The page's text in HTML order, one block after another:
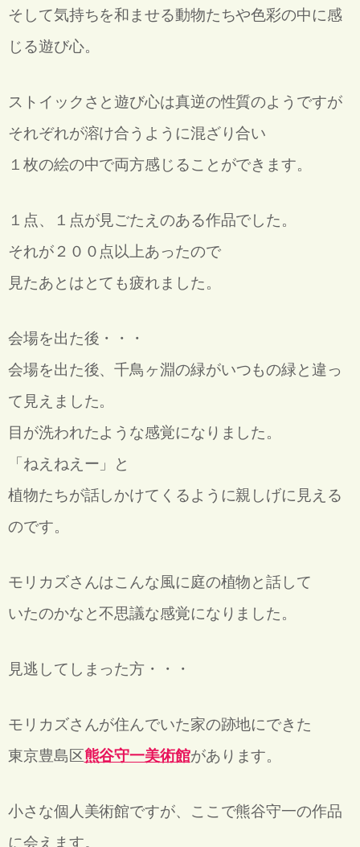
そして気持ちを和ませる動物たちや色彩の中に感
じる遊び心。
ストイックさと遊び心は真逆の性質のようですが
それぞれが溶け合うように混ざり合い
１枚の絵の中で両方感じることができます。
１点、１点が見ごたえのある作品でした。
それが２００点以上あったので
見たあとはとても疲れました。
会場を出た後・・・
会場を出た後、千鳥ヶ淵の緑がいつもの緑と違っ
て見えました。
目が洗われたような感覚になりました。
「ねえねえー」と
植物たちが話しかけてくるように親しげに見える
のです。
モリカズさんはこんな風に庭の植物と話して
いたのかなと不思議な感覚になりました。
見逃してしまった方・・・
モリカズさんが住んでいた家の跡地にできた
東京豊島区熊谷守一美術館があります。
小さな個人美術館ですが、ここで熊谷守一の作品
に会えます。